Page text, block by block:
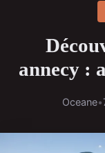
annecy :
Oceane•